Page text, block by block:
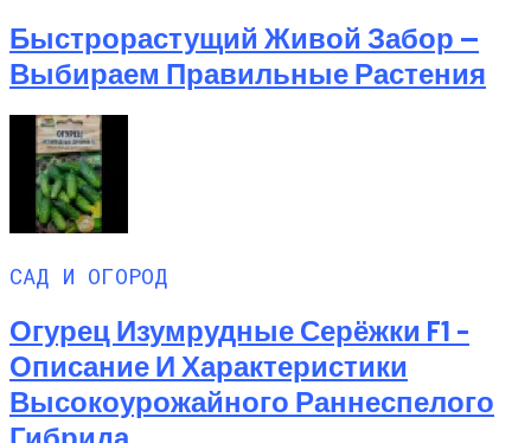
Быстрорастущий Живой Забор —
Выбираем Правильные Растения
САД И ОГОРОД
Огурец Изумрудные Серёжки F1 –
Описание И Характеристики
Высокоурожайного Раннеспелого